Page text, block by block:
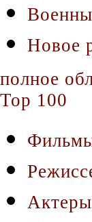
Новое
полное
Top 100
Актеры